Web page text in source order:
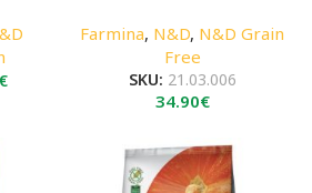
€Price
Farmina, N&D, N&D Grain
Free
SKU: 21.03.006
34.90€